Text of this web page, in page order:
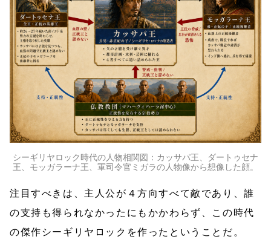
シーギリヤロック時代の人物相関図：カッサパ王、ダートゥセナ
王、モッガラーナ王、軍司令官ミガラの人物像から想像した顔。
注目すべきは、主人公が４方向すべて敵であり、誰
の支持も得られなかったにもかかわらず、この時代
の傑作シーギリヤロックを作ったということだ。